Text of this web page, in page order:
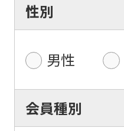
性別
男性
会員種別